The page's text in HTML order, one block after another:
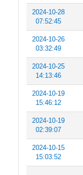
2024-10-28
07:52:45
2024-10-26
03:32:49
2024-10-25
14:13:46
2024-10-19
15:46:12
2024-10-19
02:39:07
2024-10-15
15:03:52